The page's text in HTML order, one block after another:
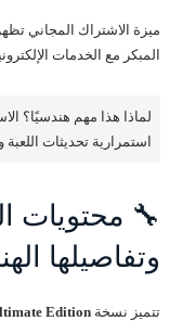
ميزة الاشتراك المجاني
المبكر مع الخدمات
لماذا هذا مهم هندسيًا؟
استمرارية تحديثات
وتفاصيلها
تتميز نسخة Edition